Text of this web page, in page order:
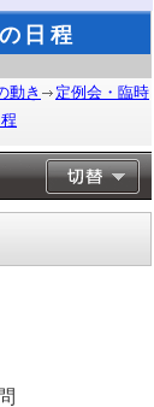
日程
動き
定例会・臨時